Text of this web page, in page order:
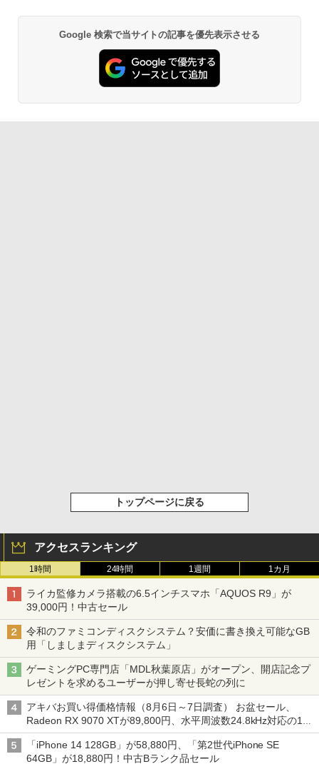
Google 検索で当サイトの記事を優先表示させる
トップページに戻る
アクセスランキング
1時間 24時間 1週間 1カ月
ライカ監修カメラ搭載の6.5インチスマホ「AQUOS R9」が
39,000円！中古セール
令和のファミコンディスクシステム？安価に書き換え可能なGB
用「しましまディスクシステム」
ゲーミングPC専門店「MDL秋葉原店」がオープン、開店記念プ
レゼントを求めるユーザーが押し寄せ長蛇の列に
アキバお買い得価格情報（8月6日～7日調査） お盆セール、
Radeon RX 9070 XTが89,800円、水平周波数24.8kHz対応の17
型モニターが9,801円、暑さ指数連動セール ほか
「iPhone 14 128GB」が58,880円、「第2世代iPhone SE
64GB」が18,880円！中古Bランク品セール